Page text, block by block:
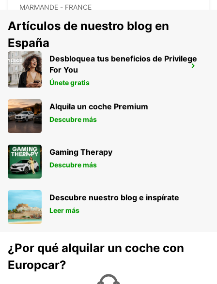
MARMANDE - FRANCE
JONZAC
ST MARTIAL DE VITATERNE - FRANCE
Artículos de nuestro blog en
España
Desbloquea tus beneficios de Privilege
For You
Únete gratis
Alquila un coche Premium
Descubre más
Gaming Therapy
Descubre más
Descubre nuestro blog e inspírate
Leer más
¿Por qué alquilar un coche con
Europcar?